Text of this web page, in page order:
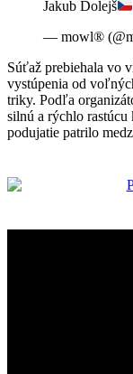
Jakub Dolejš
— mowl®
Súťaž prebiehala vo
vystúpenia od
triky. Podľa
silnú a rýchlo
podujatie patrilo